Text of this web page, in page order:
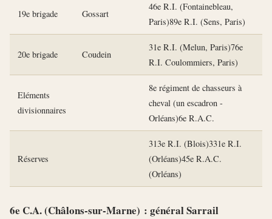
19e brigade Gossart
46e R.I. (Fontainebleau,
Paris)89e R.I. (Sens, Paris)
20e brigade Coudein
31e R.I. (Melun, Paris)76e
R.I. Coulommiers, Paris)
Eléments
divisionnaires
8e régiment de chasseurs à
cheval (un escadron -
Orléans)6e R.A.C.
Réserves
313e R.I. (Blois)331e R.I.
(Orléans)45e R.A.C.
(Orléans)
6e C.A. (Châlons-sur-Marne) : général Sarrail